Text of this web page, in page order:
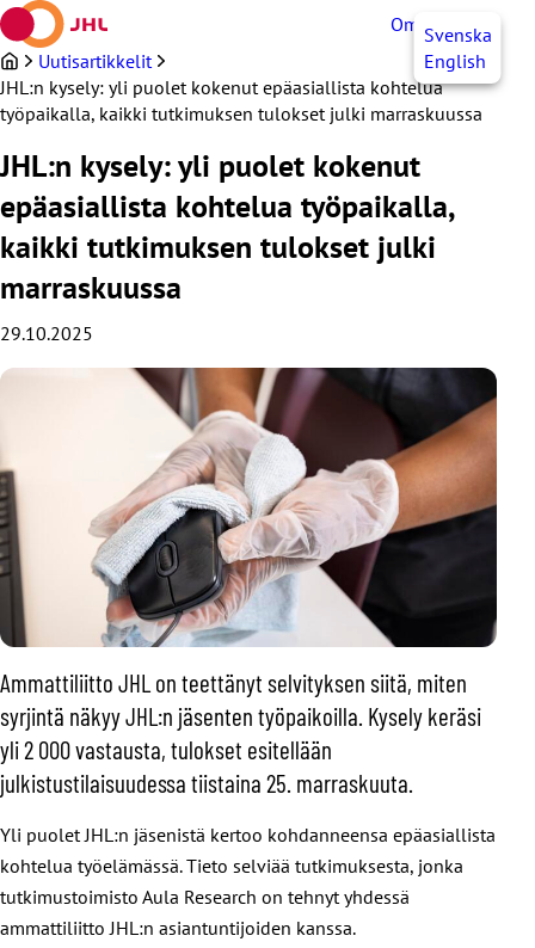
Siirry
sisältöön
OmaJHLSvenska
English
Uutisartikkelit
JHL:n kysely: yli puolet kokenut epäasiallista kohtelua
työpaikalla, kaikki tutkimuksen tulokset julki marraskuussa
JHL:n kysely: yli puolet kokenut
epäasiallista kohtelua työpaikalla,
kaikki tutkimuksen tulokset julki
marraskuussa
29.10.2025
Ammattiliitto JHL on teettänyt selvityksen siitä, miten
syrjintä näkyy JHL:n jäsenten työpaikoilla. Kysely keräsi
yli 2 000 vastausta, tulokset esitellään
julkistustilaisuudessa tiistaina 25. marraskuuta.
Yli puolet JHL:n jäsenistä kertoo kohdanneensa epäasiallista
kohtelua työelämässä. Tieto selviää tutkimuksesta, jonka
tutkimustoimisto Aula Research on tehnyt yhdessä
ammattiliitto JHL:n asiantuntijoiden kanssa.